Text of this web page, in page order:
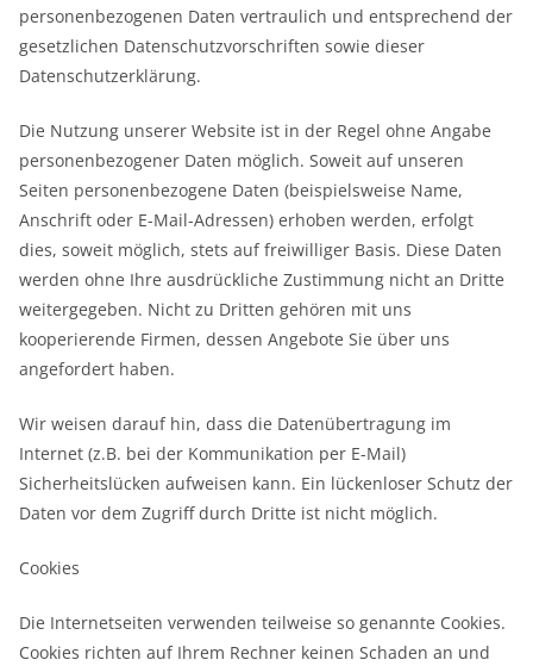
personenbezogenen Daten vertraulich und entsprechend der
gesetzlichen Datenschutzvorschriften sowie dieser
Datenschutzerklärung.
Die Nutzung unserer Website ist in der Regel ohne Angabe
personenbezogener Daten möglich. Soweit auf unseren
Seiten personenbezogene Daten (beispielsweise Name,
Anschrift oder E-Mail-Adressen) erhoben werden, erfolgt
dies, soweit möglich, stets auf freiwilliger Basis. Diese Daten
werden ohne Ihre ausdrückliche Zustimmung nicht an Dritte
weitergegeben. Nicht zu Dritten gehören mit uns
kooperierende Firmen, dessen Angebote Sie über uns
angefordert haben.
Wir weisen darauf hin, dass die Datenübertragung im
Internet (z.B. bei der Kommunikation per E-Mail)
Sicherheitslücken aufweisen kann. Ein lückenloser Schutz der
Daten vor dem Zugriff durch Dritte ist nicht möglich.
Cookies
Die Internetseiten verwenden teilweise so genannte Cookies.
Cookies richten auf Ihrem Rechner keinen Schaden an und